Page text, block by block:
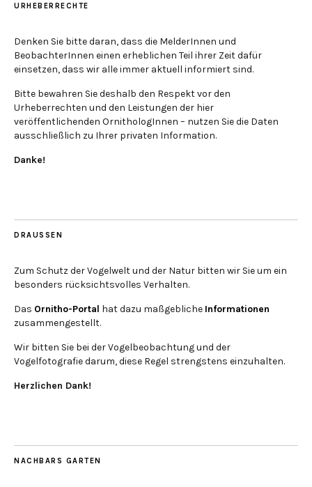
URHEBERRECHTE
Denken Sie bitte daran, dass die MelderInnen und
BeobachterInnen einen erheblichen Teil ihrer Zeit dafür
einsetzen, dass wir alle immer aktuell informiert sind.
Bitte bewahren Sie deshalb den Respekt vor den
Urheberrechten und den Leistungen der hier
veröffentlichenden OrnithologInnen – nutzen Sie die Daten
ausschließlich zu Ihrer privaten Information.
Danke!
DRAUSSEN
Zum Schutz der Vogelwelt und der Natur bitten wir Sie um ein
besonders rücksichtsvolles Verhalten.
Das Ornitho-Portal hat dazu maßgebliche Informationen
zusammengestellt.
Wir bitten Sie bei der Vogelbeobachtung und der
Vogelfotografie darum, diese Regel strengstens einzuhalten.
Herzlichen Dank!
NACHBARS GARTEN